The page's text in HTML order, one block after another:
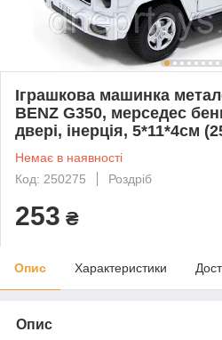
Іграшкова машинка
BENZ G350, мерседес
двері, інерція, 5*11*4см
Немає в наявності
Код: 250275
Роздріб
253 ₴
Опис Характеристики
Опис